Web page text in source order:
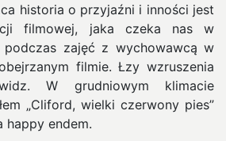
historia o przyjaźni i inności jest
filmowej, jaka czeka nas w
podczas zajęć z wychowawcą w
filmie. Łzy wzruszenia
W grudniowym klimacie
„Cliford, wielki czerwony pies”
happy endem.